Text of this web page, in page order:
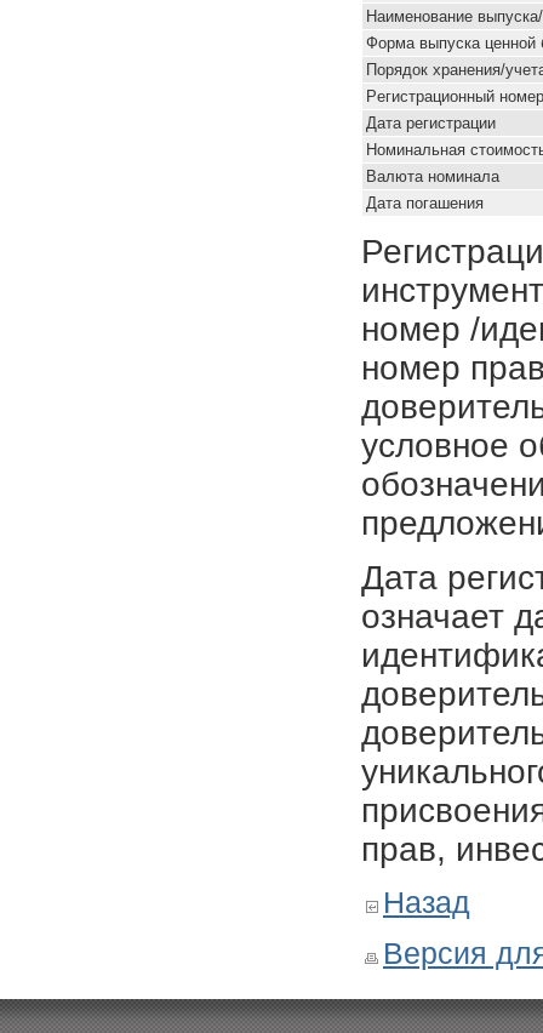
Наименование
Форма выпуска ценной
Порядок хранения/
Pегистрационный номер
Дата регистрации
Номинальная
Валюта номинала
Дата погашения
номер /
номер
условное
Дата
означает
прав,
Назад
Версия